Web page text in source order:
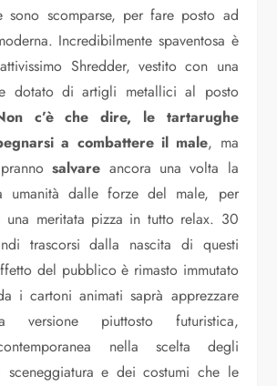
sono scomparse, per fare posto ad
Incredibilmente spaventosa è
Shredder, vestito con una
dotato di artigli metallici al posto
c’è che dire, le tartarughe
a combattere il male, ma
salvare ancora una volta la
umanità dalle forze del male, per
una meritata pizza in tutto relax. 30
trascorsi dalla nascita di questi
del pubblico è rimasto immutato
i cartoni animati saprà apprezzare
versione piuttosto futuristica,
nella scelta degli
sceneggiatura e dei costumi che le